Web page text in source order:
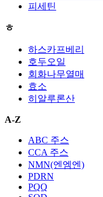
피세틴
ㅎ
하스카프베리
호두오일
회화나무열매
효소
히알루론산
A-Z
ABC 주스
CCA 주스
NMN(엔엠엔)
PDRN
PQQ